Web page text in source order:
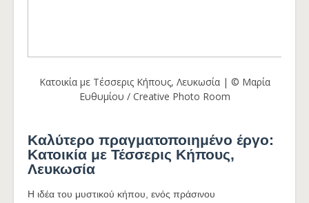
Κατοικία με Τέσσερις Κήπους, Λευκωσία | © Μαρία
Ευθυμίου / Creative Photo Room
Καλύτερο πραγματοποιημένο έργο:
Κατοικία με Τέσσερις Κήπους,
Λευκωσία
Η ιδέα του μυστικού κήπου, ενός πράσινου